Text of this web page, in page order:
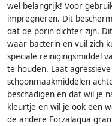
wel belangrijk! Voor
impregneren. Dit
dat de porin dichter zijn.
waar bacterin en vuil zich
speciale reinigingsmiddel
te houden. Laat
schoonmaakmiddelen
beschadigen en dat wil je
kleurtje en wil je ook een
de andere Forzalaqua